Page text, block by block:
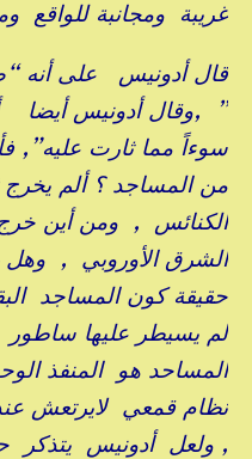
غريبة ومجانبة للواقع
قال أدونيس على أنه
” ,وقال أدونيس أيضا
سوءاً مما ثارت عليه”,
من المساجد ؟ ألم يخرج
الكنائس , ومن أين خرج
الشرق الأوروبي , وهل
حقيقة كون المساجد
لم يسيطر عليها
المساحد هو المنفذ
نظام قمعي لايرتعش